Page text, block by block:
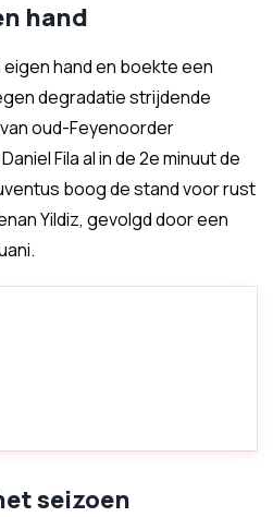
hand
hand en boekte een
degradatie strijdende
oud-Feyenoorder
Fila al in de 2e minuut de
boog de stand voor rust
Yildiz, gevolgd door een
seizoen